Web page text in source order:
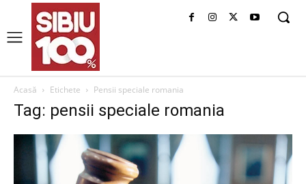
Acasă Etichete Pensii speciale romania
Tag: pensii speciale romania